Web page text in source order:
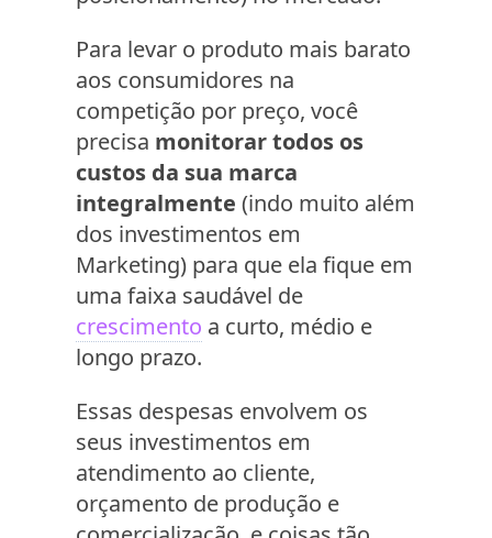
Para levar o produto mais barato
aos consumidores na
competição por preço, você
precisa monitorar todos os
custos da sua marca
integralmente (indo muito além
dos investimentos em
Marketing) para que ela fique em
uma faixa saudável de
crescimento a curto, médio e
longo prazo.
Essas despesas envolvem os
seus investimentos em
atendimento ao cliente,
orçamento de produção e